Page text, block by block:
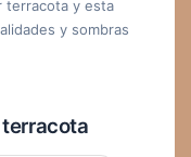
terracota y esta
y sombras